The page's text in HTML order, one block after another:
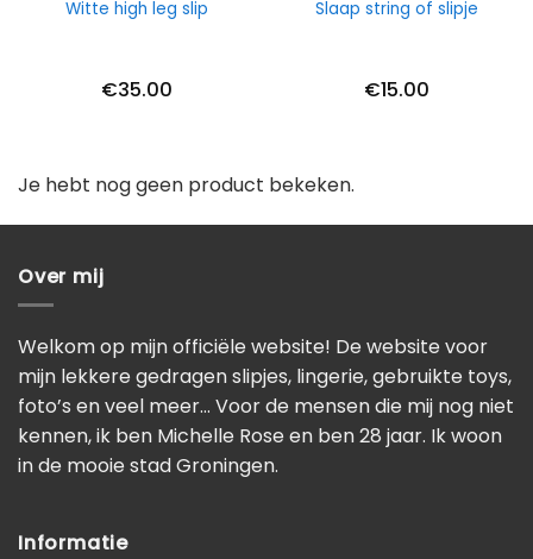
Witte high leg slip
€35.00
Slaap string of slipje
€15.00
Je hebt nog geen product bekeken.
Over mij
Welkom op mijn officiële website! De website voor
mijn lekkere gedragen slipjes, lingerie, gebruikte toys,
foto’s en veel meer… Voor de mensen die mij nog niet
kennen, ik ben Michelle Rose en ben 28 jaar. Ik woon
in de mooie stad Groningen.
Informatie